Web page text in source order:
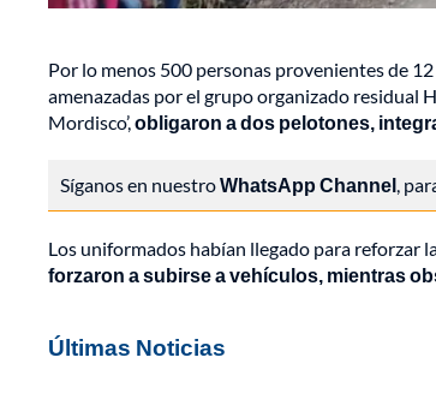
Por lo menos 500 personas provenientes de
amenazadas por el grupo organizado residual
Mordisco’,obligaron a dos pelotones,
Síganos en nuestroWhatsApp Channel,
Los uniformados habían llegado para reforzar
forzaron a subirse a vehículos, mientras
Últimas Noticias